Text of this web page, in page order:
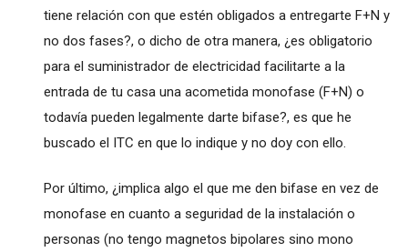
tiene relación con que estén obligados a entregarte F+N y
no dos fases?, o dicho de otra manera, ¿es obligatorio
para el suministrador de electricidad facilitarte a la
entrada de tu casa una acometida monofase (F+N) o
todavía pueden legalmente darte bifase?, es que he
buscado el ITC en que lo indique y no doy con ello.
Por último, ¿implica algo el que me den bifase en vez de
monofase en cuanto a seguridad de la instalación o
personas (no tengo magnetos bipolares sino mono